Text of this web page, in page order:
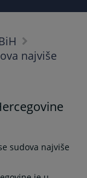
najviše
sudova najviše